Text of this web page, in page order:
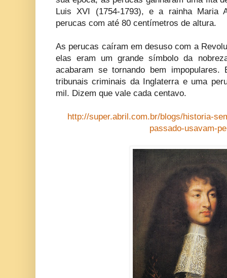
Luis XVI (1754-1793), e a rainha Maria
perucas com até 80 centímetros de altura.
As perucas caíram em desuso com a
elas eram um grande símbolo da
acabaram se tornando bem
tribunais criminais da Inglaterra e uma
mil. Dizem que vale cada centavo.
http://super.abril.com.br/blogs/historia-
passado-usavam-